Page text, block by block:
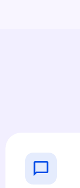
chat_bubble